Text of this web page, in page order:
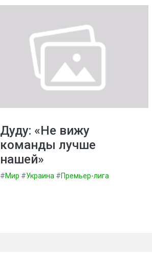
Дуду: «Не вижу
команды лучше
нашей»
#Мир #Украина #Премьер-лига